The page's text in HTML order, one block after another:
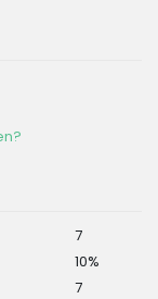
7
10%
7